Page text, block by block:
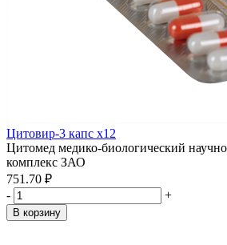
Цитовир-3 капс x12
Цитомед медико-биологический
комплекс ЗАО
751.70 ₽
-
+
В корзину